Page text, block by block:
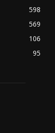
598
569
106
95